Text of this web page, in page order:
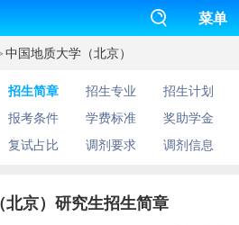
菜单
中国地质大学（北京）
招生简章 招生专业
招生计划
报考条件 学费标准
奖助学金
复试占比 调剂要求 调剂信息
京）研究生招生简章